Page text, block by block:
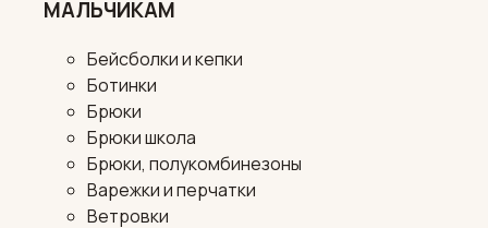
МАЛЬЧИКАМ
Бейсболки и кепки
Ботинки
Брюки
Брюки школа
Брюки, полукомбинезоны
Варежки и перчатки
Ветровки